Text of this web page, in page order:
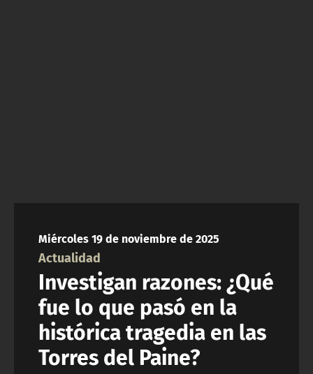
Miércoles 19 de noviembre de 2025
Actualidad
Investigan razones: ¿Qué
fue lo que pasó en la
histórica tragedia en las
Torres del Paine?